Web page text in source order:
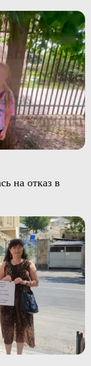
на отказ в